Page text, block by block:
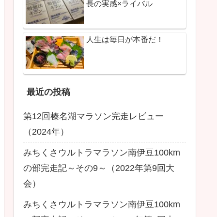
長の実感×ライバル
人生は毎日が本番だ！
最近の投稿
第12回榛名湖マラソン完走レビュー
（2024年）
みちくさウルトラマラソン南伊豆100km
の部完走記～その9～（2022年第9回大
会）
みちくさウルトラマラソン南伊豆100km